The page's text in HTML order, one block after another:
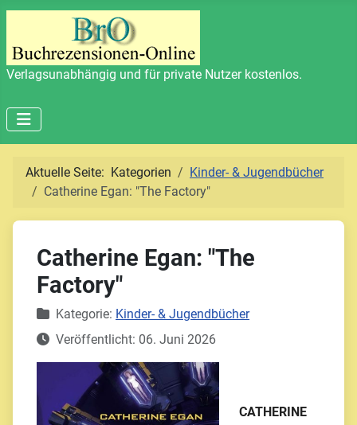
Verlagsunabhängig und für private Nutzer kostenlos.
Aktuelle Seite: Kategorien
Kinder- & Jugendbücher
Catherine Egan: "The Factory"
Catherine Egan: "The
Factory"
DetailsKategorie: Kinder- & Jugendbücher
Veröffentlicht: 06. Juni 2026
CATHERINE